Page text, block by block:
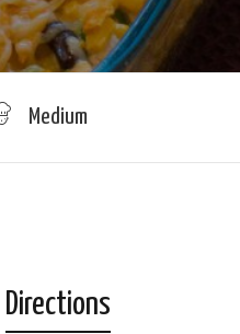
Medium
Directions